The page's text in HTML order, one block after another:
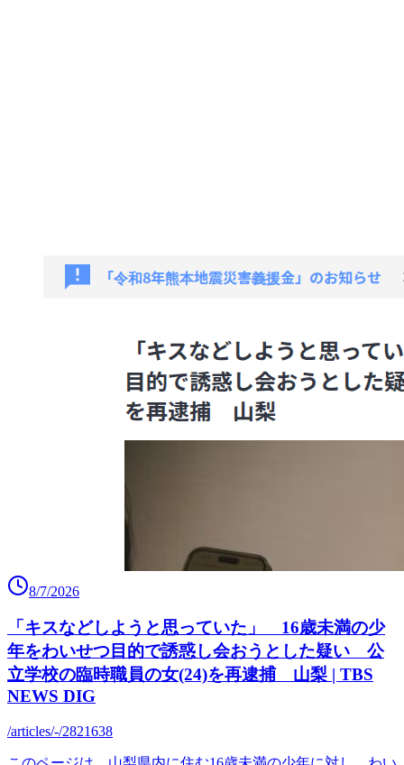
8/7/2026
「キスなどしようと思っていた」 16歳未満の少
年をわいせつ目的で誘惑し会おうとした疑い 公
立学校の臨時職員の女(24)を再逮捕 山梨 | TBS
NEWS DIG
/articles/-/2821638